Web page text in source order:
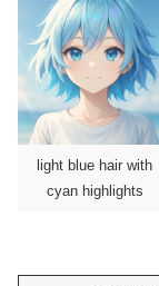
light blue hair with
cyan highlights